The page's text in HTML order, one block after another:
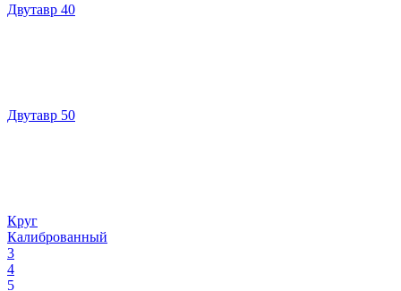
Двутавр 40
Двутавр 50
Круг
Калиброванный
3
4
5